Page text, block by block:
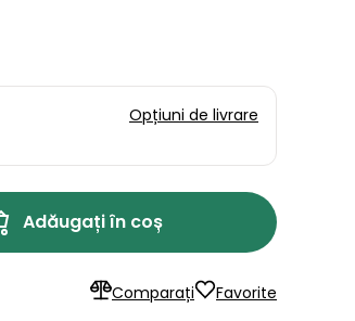
Opțiuni de livrare
Adăugați în coș
Comparați Favorite